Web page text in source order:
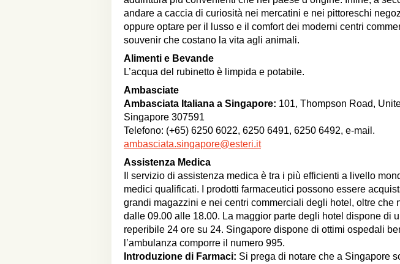
andare a caccia di curiosità nei mercatini e nei pittoreschi
oppure optare per il lusso e il comfort dei moderni centri
souvenir che costano la vita agli animali.
Alimenti e Bevande
L’acqua del rubinetto è limpida e potabile.
Ambasciate
Ambasciata Italiana a Singapore: 101, Thompson Road,
Singapore 307591
Telefono: (+65) 6250 6022, 6250 6491, 6250 6492, e-mail.
ambasciata.singapore@esteri.it
Assistenza Medica
Il servizio di assistenza medica è tra i più efficienti a livello
medici qualificati. I prodotti farmaceutici possono essere
grandi magazzini e nei centri commerciali degli hotel, oltre che
dalle 09.00 alle 18.00. La maggior parte degli hotel dispone di
reperibile 24 ore su 24. Singapore dispone di ottimi ospedali
l’ambulanza comporre il numero 995.
Introduzione di Farmaci: Si prega di notare che a Singapore